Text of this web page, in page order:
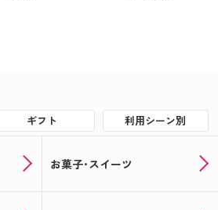
ギフト 利用シーン別
お菓子･スイーツ